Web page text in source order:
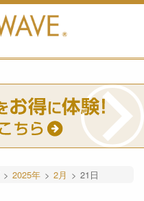
> 2025年 > 2月 > 21日